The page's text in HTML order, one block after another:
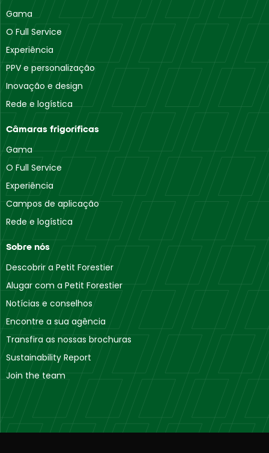
Gama
O Full Service
Experiência
PPV e personalização
Inovação e design
Rede e logística
Câmaras frigoríficas
Gama
O Full Service
Experiência
Campos de aplicação
Rede e logística
Sobre nós
Descobrir a Petit Forestier
Alugar com a Petit Forestier
Notícias e conselhos
Encontre a sua agência
Transfira as nossas brochuras
Sustainability Report
Join the team